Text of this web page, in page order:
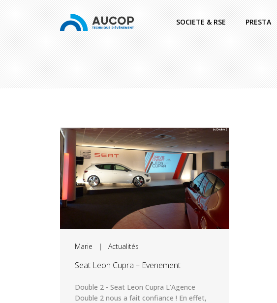
SOCIETE & RSE PRESTA
Marie | Actualités
Seat Leon Cupra – Evenement
Double 2 - Seat Leon Cupra L’Agence
Double 2 nous a fait confiance ! En effet,